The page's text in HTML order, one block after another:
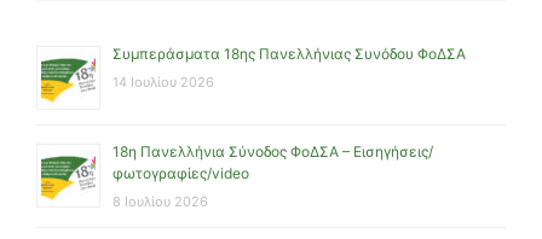
Συμπεράσματα 18ης Πανελλήνιας Συνόδου ΦοΔΣΑ
14 Ιουλίου 2026
18η Πανελλήνια Σύνοδος ΦοΔΣΑ – Εισηγήσεις/
φωτογραφίες/video
8 Ιουλίου 2026